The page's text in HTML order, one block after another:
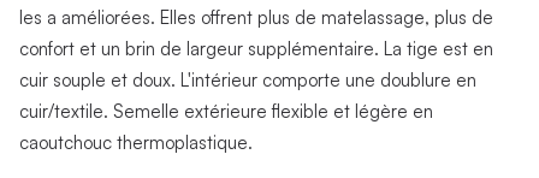
les a améliorées. Elles offrent plus de matelassage, plus de
confort et un brin de largeur supplémentaire. La tige est en
cuir souple et doux. L'intérieur comporte une doublure en
cuir/textile. Semelle extérieure flexible et légère en
caoutchouc thermoplastique.